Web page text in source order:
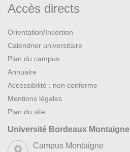
Accès directs
Orientation/Insertion
Calendrier universitaire
Plan du campus
Annuaire
Accessibilité : non conforme
Mentions légales
Plan du site
Université Bordeaux Montaigne
Campus Montaigne